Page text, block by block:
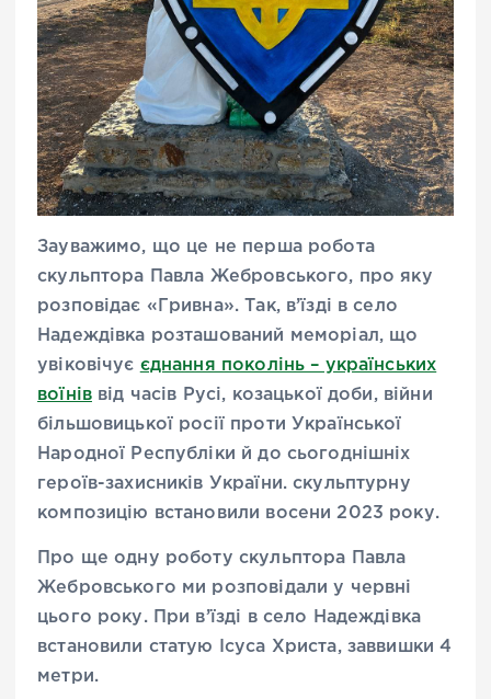
Зауважимо, що це не перша робота
скульптора Павла Жебровського, про яку
розповідає «Гривна». Так, в’їзді в село
Надеждівка розташований меморіал, що
увіковічує єднання поколінь – українських
воїніввід часів Русі, козацької доби, війни
більшовицької росії проти Української
Народної Республіки й до сьогоднішніх
героїв-захисників України. скульптурну
композицію встановили восени 2023 року.
Про ще одну роботу скульптора Павла
Жебровського ми розповідали у червні
цього року. При в’їзді в село Надеждівка
встановили статую Ісуса Христа, заввишки 4
метри.